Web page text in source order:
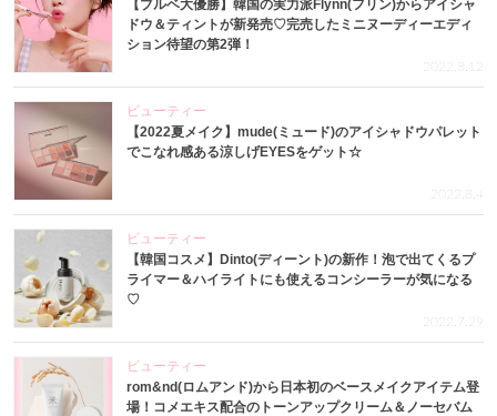
【ブルベ大優勝】韓国の実力派Flynn(フリン)からアイシャ
ドウ＆ティントが新発売♡完売したミニヌーディーエディ
ション待望の第2弾！
2022.8.12
ビューティー
【2022夏メイク】mude(ミュード)のアイシャドウパレット
でこなれ感ある涼しげEYESをゲット☆
2022.8.4
ビューティー
【韓国コスメ】Dinto(ディーント)の新作！泡で出てくるプ
ライマー＆ハイライトにも使えるコンシーラーが気になる
♡
ビューティー
rom&nd(ロムアンド)から日本初のベースメイクアイテム登
場！コメエキス配合のトーンアップクリーム＆ノーセバム